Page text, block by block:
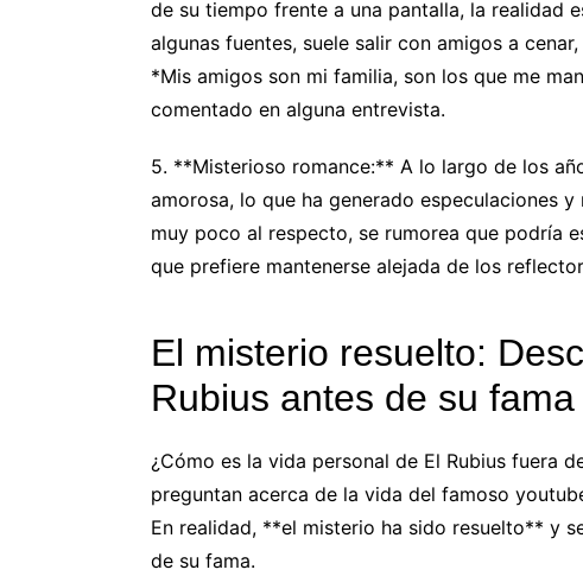
de su tiempo frente a una pantalla, la realidad
algunas fuentes, suele salir con amigos a
*Mis amigos son mi familia, son los que me
comentado en alguna entrevista.
5. **Misterioso romance:** A lo largo de los
amorosa, lo que ha generado especulaciones
muy poco al respecto, se rumorea que podría
que prefiere mantenerse alejada de los
El misterio resuelto:
Rubius antes de su fama
¿Cómo es la vida personal de El Rubius fuera
preguntan acerca de la vida del famoso
En realidad, **el misterio ha sido resuelto** y
de su fama.